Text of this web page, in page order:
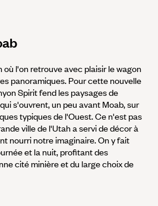
où l'on retrouve avec plaisir le wagon
panoramiques. Pour cette nouvelle
Spirit fend les paysages de
s'ouvrent, un peu avant Moab, sur
typiques de l'Ouest. Ce n'est pas
ville de l'Utah a servi de décor à
nourri notre imaginaire. On y fait
et la nuit, profitant des
cité minière et du large choix de